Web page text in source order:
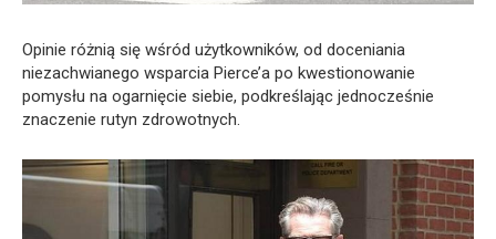
Opinie różnią się wśród użytkowników, od doceniania
niezachwianego wsparcia Pierce’a po kwestionowanie
pomysłu na ogarnięcie siebie, podkreślając jednocześnie
znaczenie rutyn zdrowotnych.